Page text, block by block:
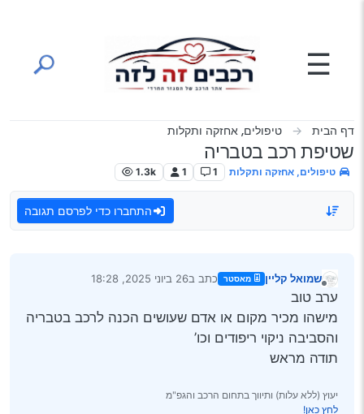
☰
דף הבית טיפולים, אחזקה ותקלות
שטיפת רכב בטבריה
טיפולים, אחזקה ותקלות 1
1
1.3k
התחברו כדי לפרסם תגובה
שמואל קליין מאסטר כתב ב26 ביוני 2025, 18:28
נערך לאחרונה על ידי
ערב טוב
מישהו מכיר מקום או אדם שעושים הכנה לרכב בטבריה
והסביבה ניקוי ריפודים וכו’
תודה מראש
יעוץ (ללא עלות) ותיווך בתחום הרכב והגפ"מ
לחץ כאן!